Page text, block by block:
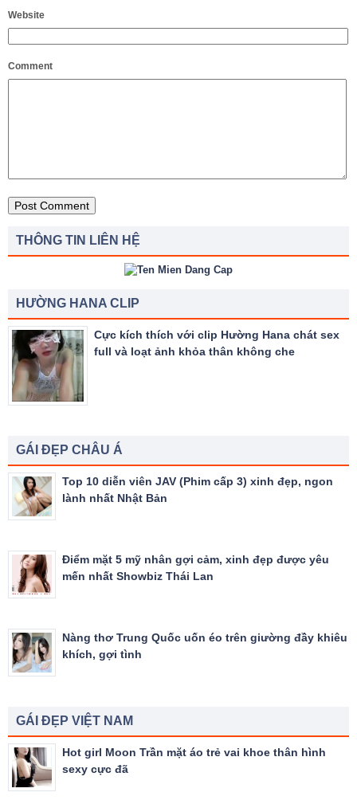
Website
Comment
THÔNG TIN LIÊN HỆ
HƯỜNG HANA CLIP
Cực kích thích với clip Hường Hana chát sex
full và loạt ảnh khỏa thân không che
GÁI ĐẸP CHÂU Á
Top 10 diễn viên JAV (Phim cấp 3) xinh đẹp, ngon
lành nhất Nhật Bản
Điểm mặt 5 mỹ nhân gợi cảm, xinh đẹp được yêu
mến nhất Showbiz Thái Lan
Nàng thơ Trung Quốc uốn éo trên giường đầy khiêu
khích, gợi tình
GÁI ĐẸP VIỆT NAM
Hot girl Moon Trần mặt áo trẻ vai khoe thân hình
sexy cực đã